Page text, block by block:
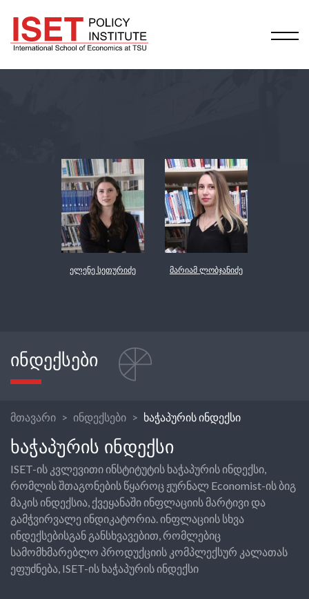
ელენე სეთურიძე მარიამ ლობჯანიძე
ᲘᲜᲓᲔᲥᲡᲔᲑᲘ
მთავარი ინდექსები ხაჭაპურის ინდექსი
ᲮᲐᲭᲐᲞᲣᲠᲘᲡ ᲘᲜᲓᲔᲥᲡᲘ
ISET-ის კვლევითი ინსტიტუტის ხაჭაპურის ინდექსი,
რომლის შთაგონების წყაროც ჟურნალ Economist-ის ბიგ
მაკის ინდექსია, ქვეყანაში ინფლაციის მარტივი და
გამჭვირვალე ინდიკატორია. ინფლაციის სხვა
ინდექსებისგან განსხვავებით, რომლებიც
სამომხმარებლო პროდუქციის კომპლექსურ კალათას
ეფუძნება, ISET-ის ხაჭაპურის ინდექსი